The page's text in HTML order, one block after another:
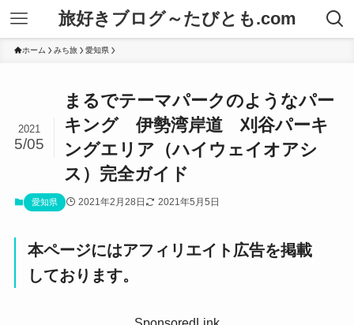
旅好きブログ～たびとも.com
ホーム みち旅 愛知県
まるでテーマパークのようなパー
キング 伊勢湾岸道 刈谷パーキ
ングエリア（ハイウェイオアシ
ス）完全ガイド
2021
5/05
愛知県 2021年2月28日 2021年5月5日
本ページにはアフィリエイト広告を掲載
しております。